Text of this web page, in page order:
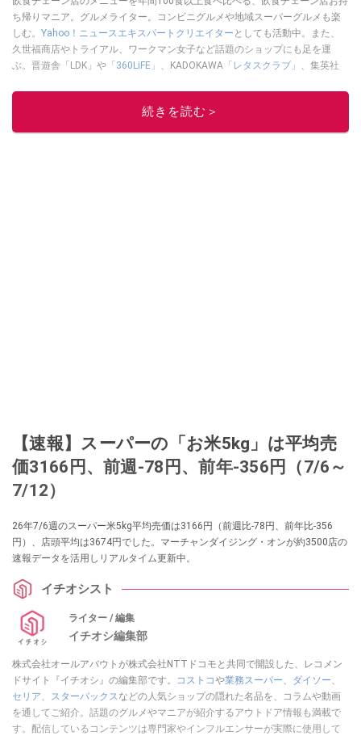
ち帰りマニア。グルメライター。コンビニグルメや地域スーパーグルメも楽
しむ。 Yahoo！ニュースエキスパートクリエイター としても活動中。また、
久世福商店やトライアル、ワークマン女子など話題のショップにも足を運
ぶ。晋遊舎「LDK」や 「360LiFE」 、KADOKAWA 「レタスクラブ」 、集英社
ルメライター、食の専門家として出演実績あり。
続きを読む＞
【速報】スーパーの「お米5kg」は平均売
価3166円、前週-78円、前年-356円（7/6～
7/12）
26年7/6週のスーパー米5kg平均売価は3166円（前週比-78円、前年比-356
円）、店頭平均は3674円でした。マーチャンダイジング・オンが約3500店の
速報データを活用しリアルタイム更新中。
イチオシスト
ライター / 編集
イチオシ編集部
株式会社オールアバウトが株式会社NTTドコモと共同で開設した、レコメン
ドサイト『イチオシ』の編集部です。
コストコや業務スーパー、 ダイソー、
セリア、 スターバックスなどの人気ショップの隠れた名品を、コラムや動画
を通してご紹介。話題のグルメやマニアが紹介するアウトドア情報も満載で
す。配信しているコンテンツは専門家やインフルエンサーが実際に使用して